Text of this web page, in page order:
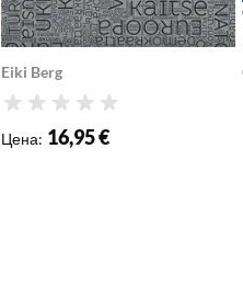
Vähem on parem
Eiki Berg
Рейтинг
Цена: 16,95 €